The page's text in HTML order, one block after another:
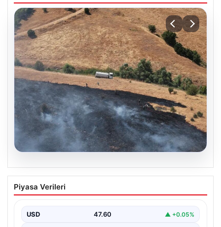
05.08.2026
Tunceli’de otluk alandan ormana
sıçrayan yangın söndürüldü
Piyasa Verileri
USD 47.60 ▲ +0.05%